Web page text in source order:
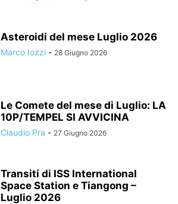
Asteroidi del mese Luglio 2026
Marco Iozzi - 28 Giugno 2026
Le Comete del mese di Luglio: LA
10P/TEMPEL SI AVVICINA
Claudio Pra - 27 Giugno 2026
Transiti di ISS International
Space Station e Tiangong –
Luglio 2026